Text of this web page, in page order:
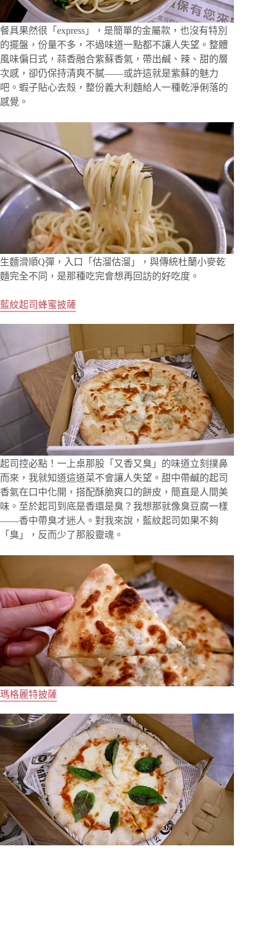
餐具果然很「express」，是簡單的金屬款，也沒有特別
的擺盤，份量不多，不過味道一點都不讓人失望。整體
風味偏日式，蒜香融合紫蘇香氣，帶出鹹、辣、甜的層
次感，卻仍保持清爽不膩——或許這就是紫蘇的魅力
吧。蝦子貼心去殼，整份義大利麵給人一種乾淨俐落的
感覺。
生麵滑順Q彈，入口「估溜估溜」，與傳統杜蘭小麥乾
麵完全不同，是那種吃完會想再回訪的好吃度。
藍紋起司蜂蜜披薩
起司控必點！一上桌那股「又香又臭」的味道立刻撲鼻
而來，我就知道這道菜不會讓人失望。甜中帶鹹的起司
香氣在口中化開，搭配酥脆爽口的餅皮，簡直是人間美
味。至於起司到底是香還是臭？我想那就像臭豆腐一樣
——香中帶臭才迷人。對我來說，藍紋起司如果不夠
「臭」，反而少了那股靈魂。
瑪格麗特披薩